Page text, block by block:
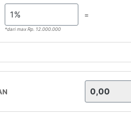
*dari max Rp. 12.000.000
=